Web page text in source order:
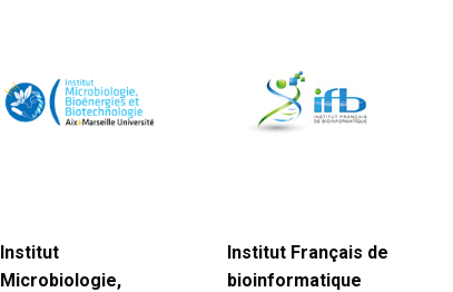
Institut
Microbiologie,
Institut Français de
bioinformatique